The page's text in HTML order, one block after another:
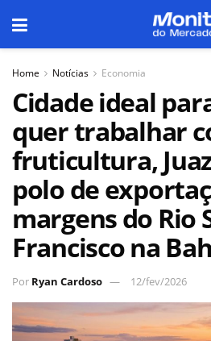
Home Notícias Economia
Cidade ideal
quer trabalhar
fruticultura,
polo de
margens do Rio
Francisco na
Por Ryan Cardoso 12/fev/2026